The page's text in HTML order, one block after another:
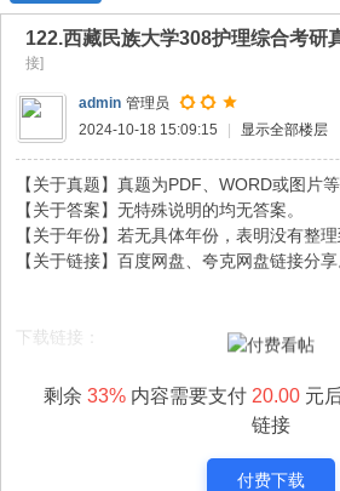
122.西藏民族大学308护理综合考研
接]
admin 管理员
2024-10-18 15:09:15
显示全部楼层
【关于真题】真题为PDF、WORD或图片等
【关于答案】无特殊说明的均无答案。
【关于年份】若无具体年份，表明没有整理
【关于链接】百度网盘、夸克网盘链接分享
下载链接：
剩余 33% 内容需要支付 20.00 元
链接
付费下载